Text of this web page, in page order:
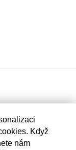
Když
nám